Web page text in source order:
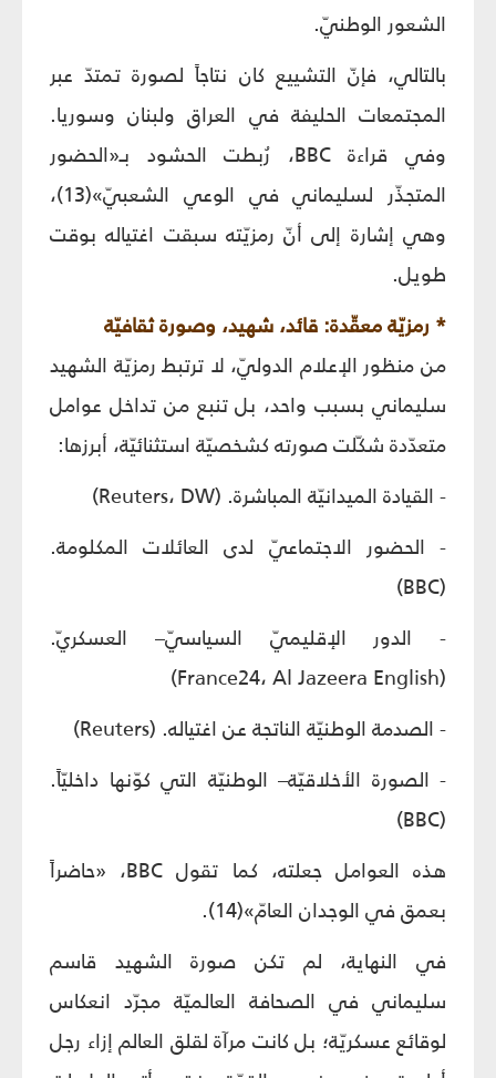
الشعور الوطنيّ.
بالتالي، فإنّ التشييع كان نتاجاً لصورة تمتدّ عبر
المجتمعات الحليفة في العراق ولبنان وسوريا.
وفي قراءة BBC، رُبطت الحشود بـ«الحضور
المتجذّر لسليماني في الوعي الشعبيّ»(13)،
وهي إشارة إلى أنّ رمزيّته سبقت اغتياله بوقت
طويل.
* رمزيّة معقّدة: قائد، شهيد، وصورة ثقافيّة
من منظور الإعلام الدوليّ، لا ترتبط رمزيّة الشهيد
سليماني بسبب واحد، بل تنبع من تداخل عوامل
متعدّدة شكّلت صورته كشخصيّة استثنائيّة، أبرزها:
- القيادة الميدانيّة المباشرة. (Reuters، DW)
- الحضور الاجتماعيّ لدى العائلات المكلومة.
(BBC)
- الدور الإقليميّ السياسيّ– العسكريّ.
(France24، Al Jazeera English)
- الصدمة الوطنيّة الناتجة عن اغتياله. (Reuters)
- الصورة الأخلاقيّة– الوطنيّة التي كوّنها داخليّاً.
(BBC)
هذه العوامل جعلته، كما تقول BBC، «حاضراً
بعمق في الوجدان العامّ»(14).
في النهاية، لم تكن صورة الشهيد قاسم
سليماني في الصحافة العالميّة مجرّد انعكاس
لوقائع عسكريّة؛ بل كانت مرآة لقلق العالم إزاء رجل